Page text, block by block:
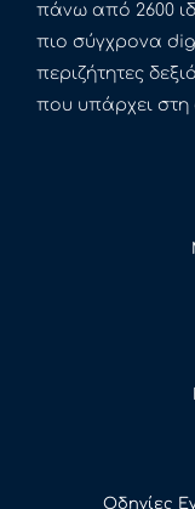
πάνω από 2600
πιο σύγχρονα
περιζήτητες
που υπάρχει στη
Οδηγίες